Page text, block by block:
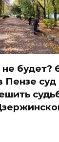
будет?
Пензе суд